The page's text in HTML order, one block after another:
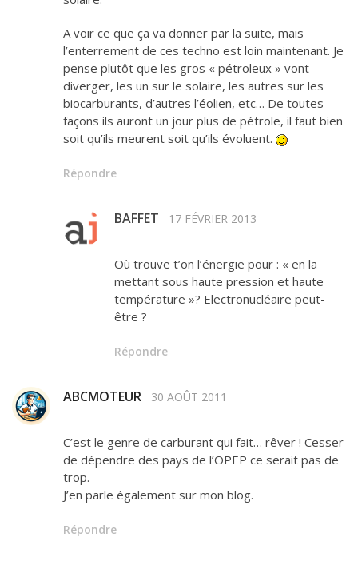
A voir ce que ça va donner par la suite, mais
l’enterrement de ces techno est loin maintenant. Je
pense plutôt que les gros « pétroleux » vont
diverger, les un sur le solaire, les autres sur les
biocarburants, d’autres l’éolien, etc… De toutes
façons ils auront un jour plus de pétrole, il faut bien
soit qu’ils meurent soit qu’ils évoluent.
Répondre
BAFFET 17 FÉVRIER 2013
Où trouve t’on l’énergie pour : « en la
mettant sous haute pression et haute
température »? Electronucléaire peut-
être ?
Répondre
ABCMOTEUR 30 AOÛT 2011
C’est le genre de carburant qui fait… rêver ! Cesser
de dépendre des pays de l’OPEP ce serait pas de
trop.
J’en parle également sur mon blog.
Répondre